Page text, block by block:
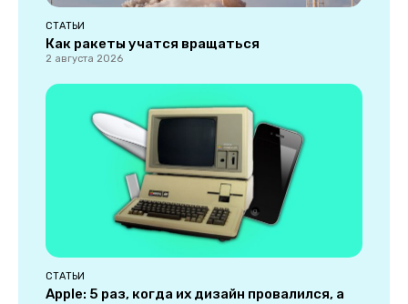
СТАТЬИ
Как ракеты учатся вращаться
2 августа 2026
СТАТЬИ
Apple: 5 раз, когда их дизайн провалился, а